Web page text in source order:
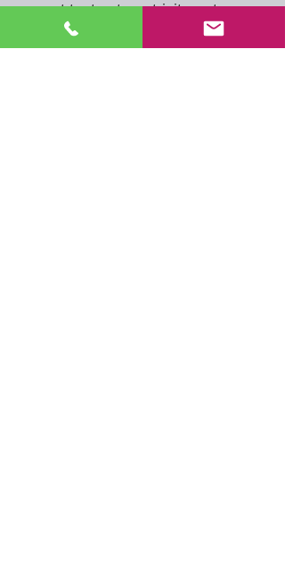
acest test este potrivit pentru uz
personal de către adulți și copii